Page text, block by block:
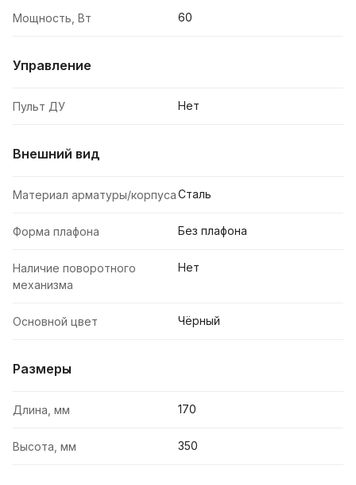
Мощность, Вт 60
Управление
Пульт ДУ Нет
Внешний вид
Материал арматуры/корпусаСталь
Форма плафона Без плафона
Наличие поворотного
механизма
Нет
Основной цвет Чёрный
Размеры
Длина, мм 170
Высота, мм 350